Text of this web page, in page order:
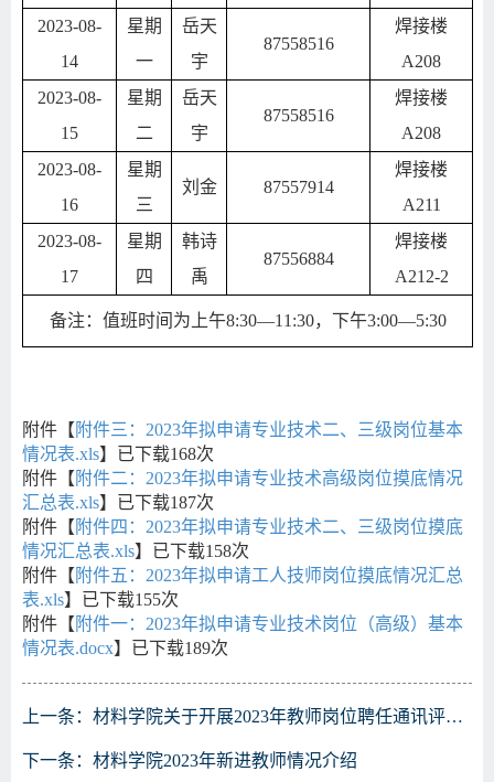
2023-08-
14
星期
一
岳天
宇
87558516
焊接楼
A208
2023-08-
15
星期
二
岳天
宇
87558516
焊接楼
A208
2023-08-
16
星期
三
刘金 87557914
焊接楼
A211
2023-08-
17
星期
四
韩诗
禹
87556884
焊接楼
A212-2
备注：值班时间为上午8:30—11:30，下午3:00—5:30
附件【 附件三：2023年拟申请专业技术二、三级岗位基本
情况表.xls】已下载168次
附件【 附件二：2023年拟申请专业技术高级岗位摸底情况
汇总表.xls】已下载187次
附件【 附件四：2023年拟申请专业技术二、三级岗位摸底
情况汇总表.xls】已下载158次
附件【 附件五：2023年拟申请工人技师岗位摸底情况汇总
表.xls】已下载155次
附件【 附件一：2023年拟申请专业技术岗位（高级）基本
情况表.docx】已下载189次
上一条： 材料学院关于开展2023年教师岗位聘任通讯评议工作的通知
下一条： 材料学院2023年新进教师情况介绍